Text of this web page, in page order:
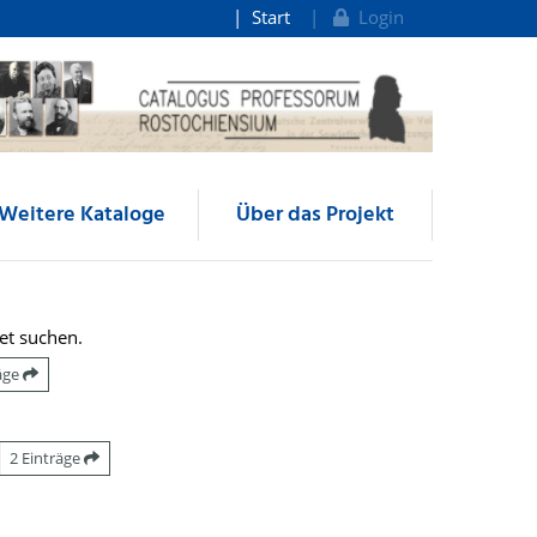
Start Login
Kataloge Über das Projekt
suchen.
2 Einträge